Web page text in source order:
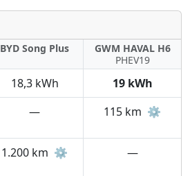
BYD Song Plus
GWM HAVAL H6
PHEV19
18,3 kWh 19 kWh
— 115 km ⚙️
1.200 km ⚙️ —